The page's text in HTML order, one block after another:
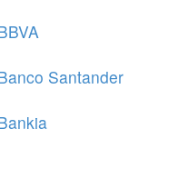
Santander